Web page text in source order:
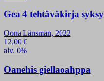
Gea 4 tehtäväkirja syksy
Oona Länsman, 2022
12,00 €
alv. 0%
Oanehis giellaoahppa